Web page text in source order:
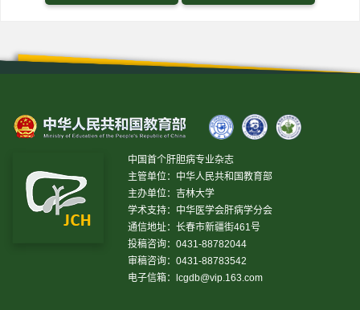
中国首个肝胆病专业杂志
主管单位：中华人民共和国教育部
主办单位：吉林大学
学术支持：中华医学会肝病学分会
通信地址：长春市新疆街461号
投稿咨询：0431-88782044
审稿咨询：0431-88783542
电子信箱：
lcgdb@vip.163.com